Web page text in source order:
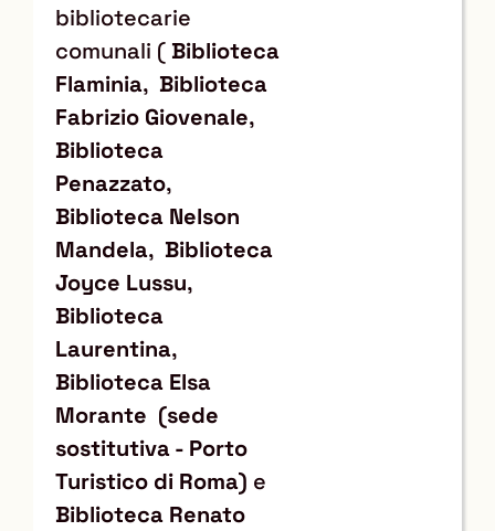
bibliotecarie
comunali ( Biblioteca
Flaminia, Biblioteca
Fabrizio Giovenale,
Biblioteca
Penazzato,
Biblioteca Nelson
Mandela, Biblioteca
Joyce Lussu,
Biblioteca
Laurentina,
Biblioteca Elsa
Morante (sede
sostitutiva - Porto
Turistico di Roma) e
Biblioteca Renato